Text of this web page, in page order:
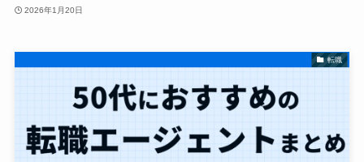
2026年1月20日
転職